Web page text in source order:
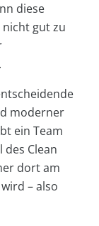
diese
gut zu
moderner
ein Team
Clean
dort am
– also